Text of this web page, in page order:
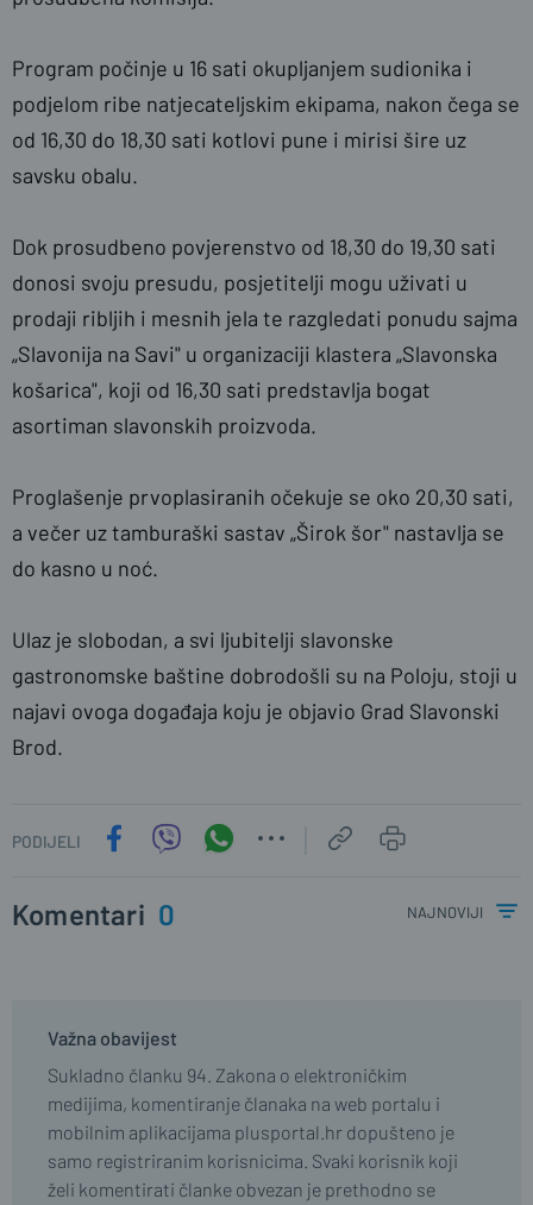
Program počinje u 16 sati okupljanjem sudionika i
podjelom ribe natjecateljskim ekipama, nakon čega se
od 16,30 do 18,30 sati kotlovi pune i mirisi šire uz
savsku obalu.
Dok prosudbeno povjerenstvo od 18,30 do 19,30 sati
donosi svoju presudu, posjetitelji mogu uživati u
prodaji ribljih i mesnih jela te razgledati ponudu sajma
„Slavonija na Savi" u organizaciji klastera „Slavonska
košarica", koji od 16,30 sati predstavlja bogat
asortiman slavonskih proizvoda.
Proglašenje prvoplasiranih očekuje se oko 20,30 sati,
a večer uz tamburaški sastav „Širok šor" nastavlja se
do kasno u noć.
Ulaz je slobodan, a svi ljubitelji slavonske
gastronomske baštine dobrodošli su na Poloju, stoji u
najavi ovoga događaja koju je objavio Grad Slavonski
Brod.
PODIJELI
Komentari 0 najnoviji
Važna obavijest
Sukladno članku 94. Zakona o elektroničkim
medijima, komentiranje članaka na web portalu i
mobilnim aplikacijama plusportal.hr dopušteno je
samo registriranim korisnicima. Svaki korisnik koji
želi komentirati članke obvezan je prethodno se